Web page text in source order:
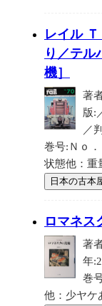
レイル
り／テル
機］
著
版:
／
巻号:Ｎｏ
状態他：重
日本の古本
ロマネス
著
年
巻
他：少ヤケ